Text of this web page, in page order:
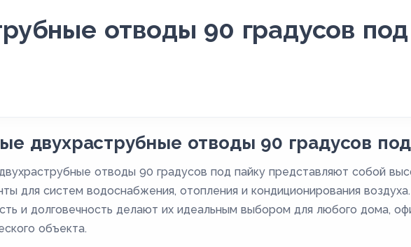
отводы 90 градусов
двухраструбные отводы 90 градусов
отводы 90 градусов под пайку представляют собой
для систем водоснабжения, отопления и кондиционирования
и долговечность делают их идеальным выбором для любого дома,
объекта.